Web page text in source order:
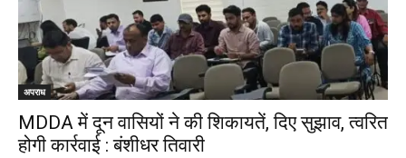
अपराध
MDDA में दून वासियों ने की शिकायतें, दिए सुझाव, त्वरित
होगी कार्रवाई : बंशीधर तिवारी